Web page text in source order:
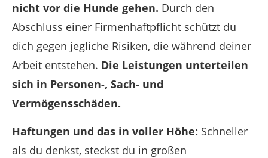
nicht vor die Hunde gehen. Durch den
Abschluss einer Firmenhaftpflicht schützt du
dich gegen jegliche Risiken, die während deiner
Arbeit entstehen. Die Leistungen unterteilen
sich in Personen-, Sach- und
Vermögensschäden.
Haftungen und das in voller Höhe: Schneller
als du denkst, steckst du in großen